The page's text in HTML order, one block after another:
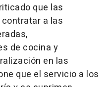
que las
a las
de cocina y
en las
que el servicio a los